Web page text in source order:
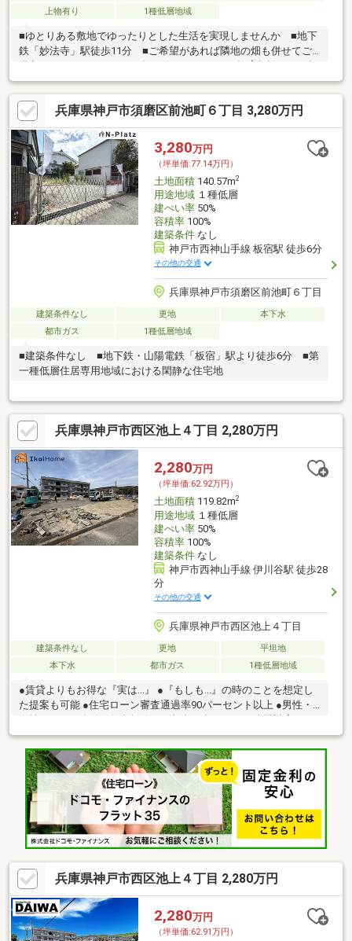
上物有り 1種低層地域
■ゆとりある敷地でゆったりとした生活を実現しませんか ■地下
鉄「妙法寺」駅徒歩11分 ■ご希望があれば隣地の畑も併せてご
築条件なし
兵庫県神戸市須磨区前池町６丁目 3,280万円
3,280万円
（坪単価:77.14万円）
土地面積140.57m2
用途地域１種低層
建ぺい率50%
容積率100%
建築条件なし
神戸市西神山手線 板宿駅 徒歩6分
その他の交通
兵庫県神戸市須磨区前池町６丁目
建築条件なし 更地
本下水
都市ガス
1種低層地域
■建築条件なし ■地下鉄・山陽電鉄「板宿」駅より徒歩6分 ■第
一種低層住居専用地域における閑静な住宅地
兵庫県神戸市西区池上４丁目 2,280万円
2,280万円
（坪単価:62.92万円）
土地面積119.82m2
用途地域１種低層
建ぺい率50%
容積率100%
建築条件なし
神戸市西神山手線 伊川谷駅 徒歩28
分
その他の交通
兵庫県神戸市西区池上４丁目
建築条件なし 更地
平坦地
本下水
都市ガス 1種低層地域
●賃貸よりもお得な『実は...』 ●『もしも...』の時のことを想定し
た提案も可能 ●住宅ローン審査通過率90パーセント以上 ●男性・
女性スタッフ在籍 ●年中無休・ご都合に合わせてお時間対応可
兵庫県神戸市西区池上４丁目 2,280万円
2,280万円
（坪単価:62.91万円）